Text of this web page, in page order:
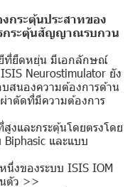
กระตุ้นประสาทของ
กระตุ้นสัญญาณรบกวน
ยีที่ยืดหยุ่น มีเอกลักษณ์
Neurostimulator ยัง
สนองความต้องการด้าน
าตัดที่มีความต้องการ
งและกระตุ้นโดยตรงโดย
และแบบ
งของระบบ ISIS IOM
ตัว >>